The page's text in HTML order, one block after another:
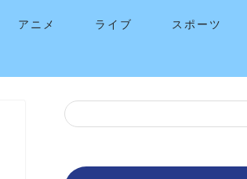
アニメ ライブ スポーツ